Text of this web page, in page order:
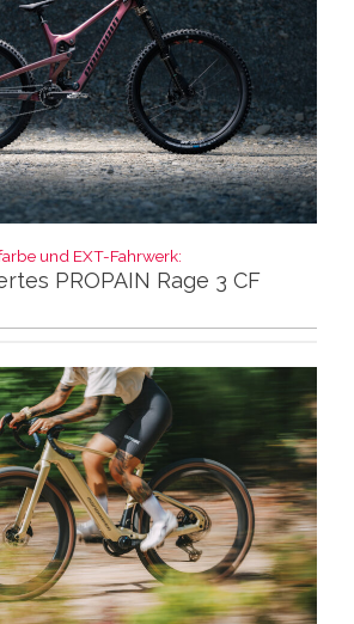
und EXT-Fahrwerk:
PROPAIN Rage 3 CF